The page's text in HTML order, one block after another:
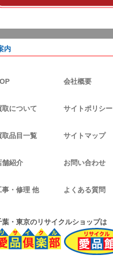
内
会社概要
取について サイトポリシー
取品目一覧 サイトマップ
舗紹介 お問い合わせ
事・修理 他 よくある質問
葉・東京のリサイクルショップは